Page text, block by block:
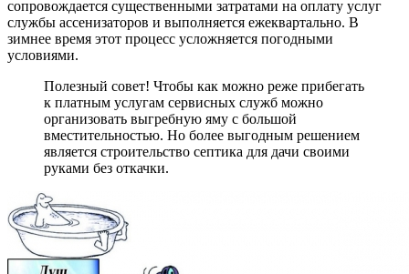
сопровождается существенными затратами на оплату услуг
службы ассенизаторов и выполняется ежеквартально. В
зимнее время этот процесс усложняется погодными
условиями.
Полезный совет! Чтобы как можно реже прибегать
к платным услугам сервисных служб можно
организовать выгребную яму с большой
вместительностью. Но более выгодным решением
является строительство септика для дачи своими
руками без откачки.